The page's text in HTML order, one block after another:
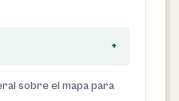
+
sobre el mapa para